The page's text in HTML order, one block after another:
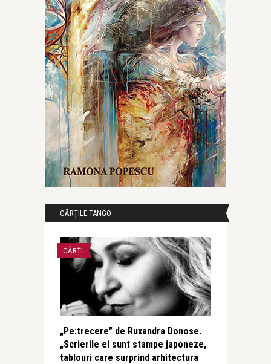
CĂRȚILE TANGO
CĂRȚI
„Pe:trecere” de Ruxandra Donose.
„Scrierile ei sunt stampe japoneze,
tablouri care surprind arhitectura